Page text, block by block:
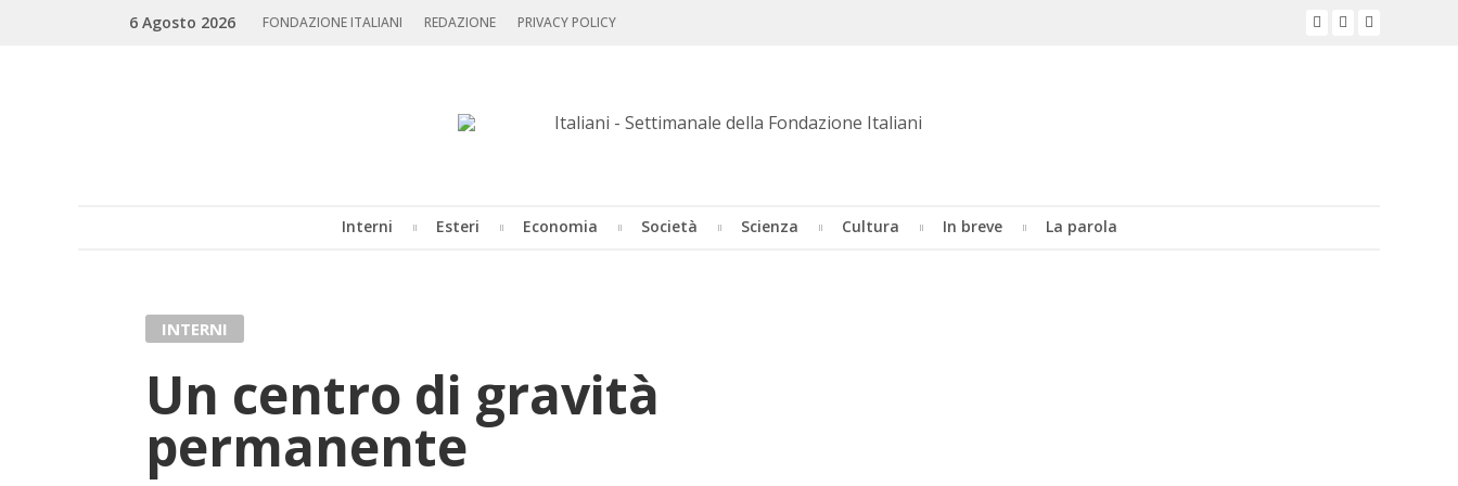
Search
6 Agosto 2026 FONDAZIONE ITALIANI REDAZIONE PRIVACY POLICY
Interni Esteri Economia Società Scienza Cultura In breve La parola
INTERNI
Un centro di gravità
permanente